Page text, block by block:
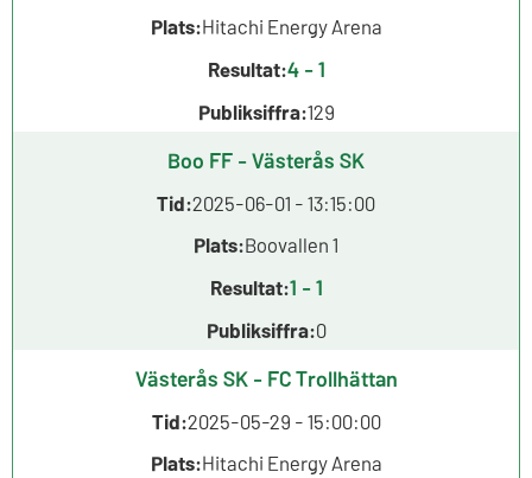
Plats:Hitachi Energy Arena
Resultat:4 - 1
Publiksiffra:129
Boo FF - Västerås SK
Tid:2025-06-01 - 13:15:00
Plats:Boovallen 1
Resultat:1 - 1
Publiksiffra:0
Västerås SK - FC Trollhättan
Tid:2025-05-29 - 15:00:00
Plats:Hitachi Energy Arena